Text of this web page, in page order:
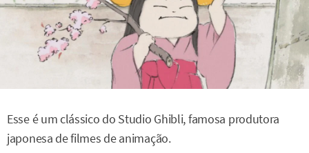
Esse é um clássico do Studio Ghibli, famosa produtora
japonesa de filmes de animação.